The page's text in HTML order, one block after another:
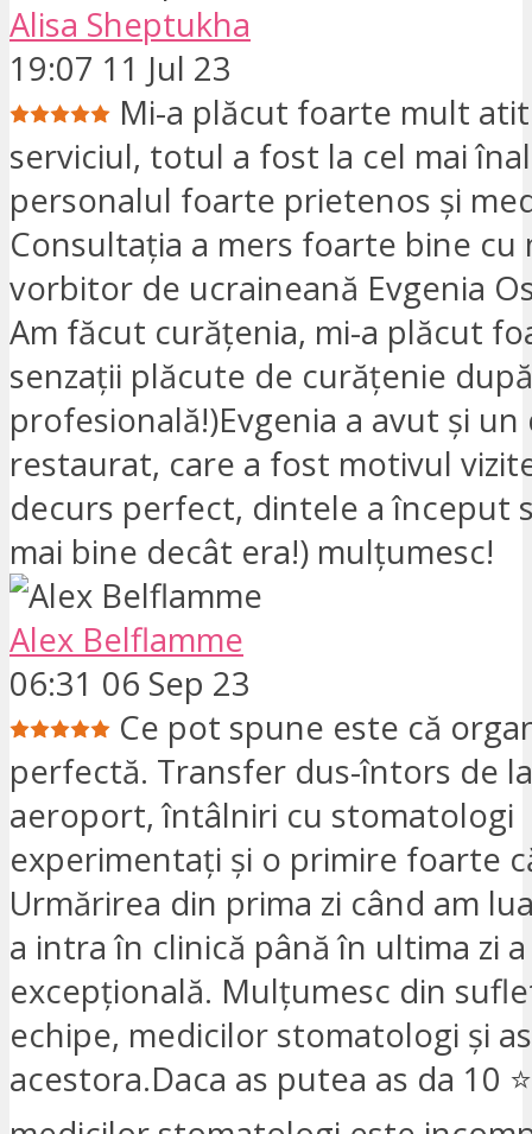
Alisa Sheptukha
19:07 11 Jul 23
Mi-a plăcut foarte mult
serviciul, totul a fost la cel mai
personalul foarte prietenos și
Consultația a mers foarte bine cu
vorbitor de ucraineană Evgenia
Am făcut curățenia, mi-a plăcut
senzații plăcute de curățenie
profesională!)Evgenia a avut și
restaurat, care a fost motivul
decurs perfect, dintele a început
mai bine decât era!) mulțumesc!
Alex Belflamme
06:31 06 Sep 23
Ce pot spune este că
perfectă. Transfer dus-întors de
aeroport, întâlniri cu stomatologi
experimentați și o primire foarte
Urmărirea din prima zi când am
a intra în clinică până în ultima zi
excepțională. Mulțumesc din
echipe, medicilor stomatologi și
acestora.Daca as putea as da 10